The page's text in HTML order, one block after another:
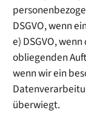
DSGVO, wenn
e) DSGVO,
obliegenden
wenn wir ein
überwiegt.